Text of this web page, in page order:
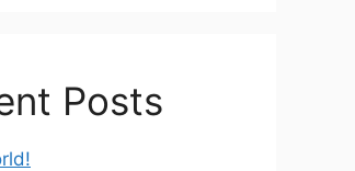
Posts